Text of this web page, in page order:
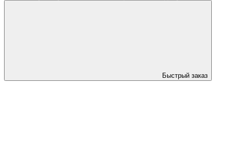
Быстрый заказ